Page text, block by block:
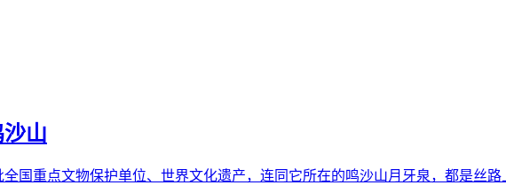
山
国重点文物保护单位、世界文化遗产，连同它所在的鸣沙山月牙泉，都是丝